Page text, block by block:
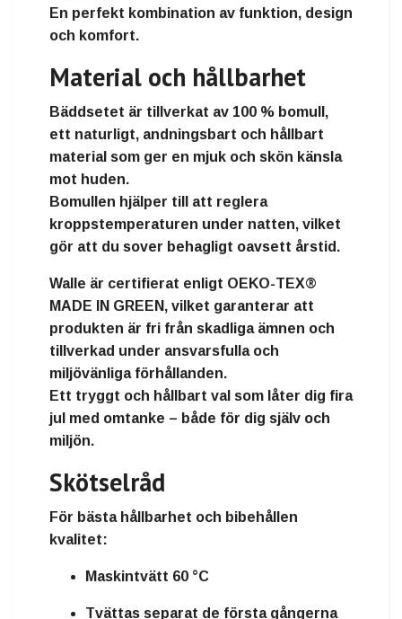
En perfekt kombination av funktion, design
och komfort.
Material och hållbarhet
Bäddsetet är tillverkat av 100 % bomull ,
ett naturligt, andningsbart och hållbart
material som ger en mjuk och skön känsla
mot huden.
Bomullen hjälper till att reglera
kroppstemperaturen under natten, vilket
gör att du sover behagligt oavsett årstid.
Walle är certifierat enligt OEKO-TEX®
MADE IN GREEN , vilket garanterar att
produkten är fri från skadliga ämnen och
tillverkad under ansvarsfulla och
miljövänliga förhållanden.
Ett tryggt och hållbart val som låter dig fira
jul med omtanke – både för dig själv och
miljön.
Skötselråd
För bästa hållbarhet och bibehållen
kvalitet:
Maskintvätt 60 °C
Tvättas separat de första gångerna